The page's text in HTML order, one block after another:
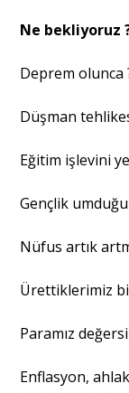
Ne bekliyoruz
Deprem olunca
Düşman
Eğitim işlevini
Gençlik
Nüfus artık
Ürettiklerimiz
Paramız
Enflasyon,